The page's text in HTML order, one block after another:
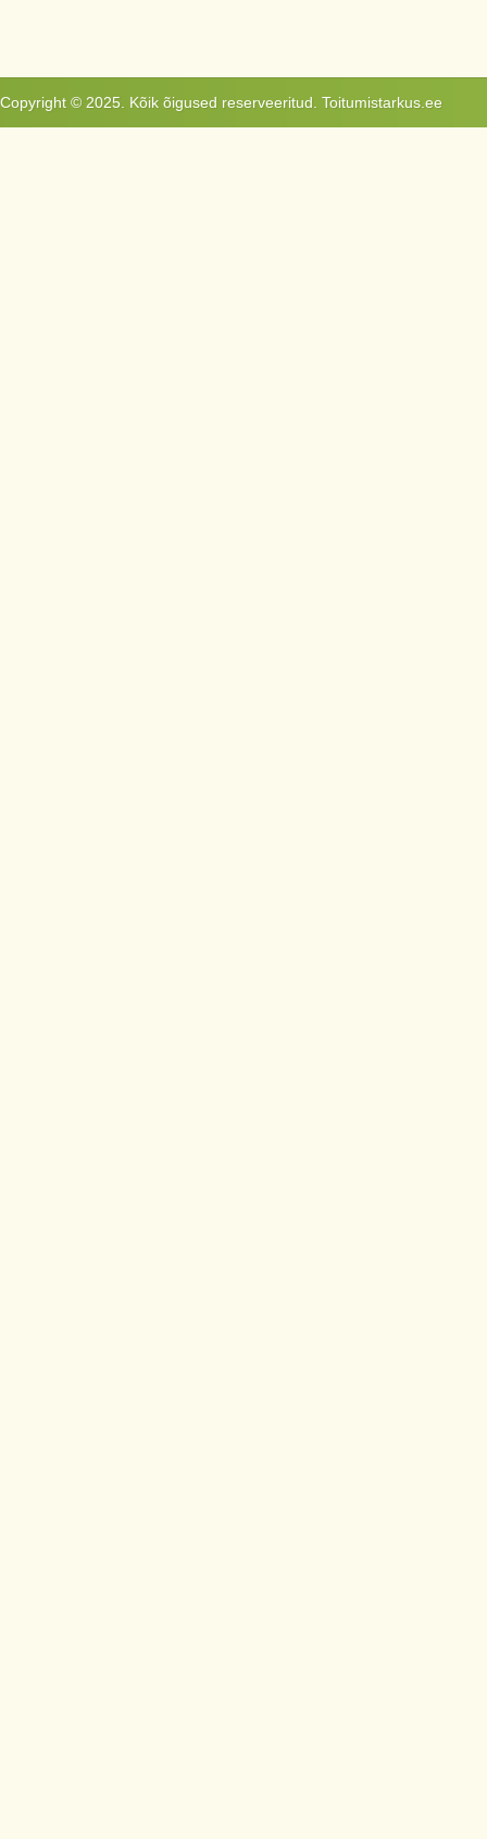
Copyright © 2025. Kõik õigused reserveeritud. Toitumistarkus.ee